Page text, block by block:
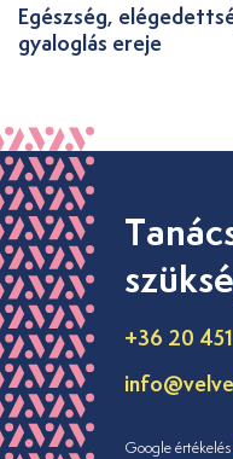
Egészség,
gyaloglás ereje
+36 20
Google értékelés